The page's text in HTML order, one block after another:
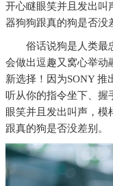
开心瞇眼笑并且发出叫
器狗狗跟真的狗是否没
俗话说狗是人类最
会做出逗趣又窝心举动
新选择！因为SONY
听从你的指令坐下、握
眼笑并且发出叫声，模
跟真的狗是否没差别。